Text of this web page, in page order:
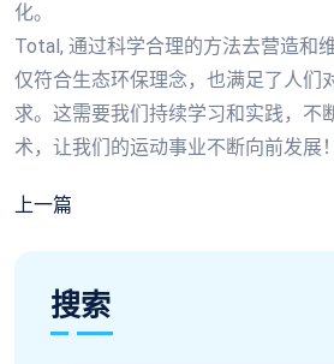
化。
Total, 通过科学合理的方法去营造和
仅符合生态环保理念，也满足了人们
求。这需要我们持续学习和实践，不
术，让我们的运动事业不断向前发展！
上一篇
搜索